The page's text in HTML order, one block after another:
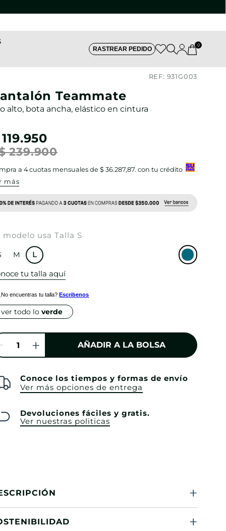
RASTREAR PEDIDO
0
REF: 931G003
Teammate
alto, bota ancha, elástico en cintura
119.950
239.900
a 4cuotas mensuales de $ 36.287,87. con tu crédito
más
modelo usa Talla S
M L
tu talla aquí
encuentras tu talla?Escribenos
ver todo lo verde
AÑADIR A LA BOLSA
Conoce los tiempos y formas de envío
Ver más opciones de entrega
Devoluciones fáciles y gratis.
Ver nuestras politicas